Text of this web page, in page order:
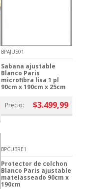
BPAJUS01
Sabana ajustable
Blanco Paris
microfibra lisa 1 pl
90cm x 190cm x 25cm
Precio: $3.499,99
BPCUBRE1
Protector de colchon
Blanco Paris ajustable
matelasseado 90cm x
190cm